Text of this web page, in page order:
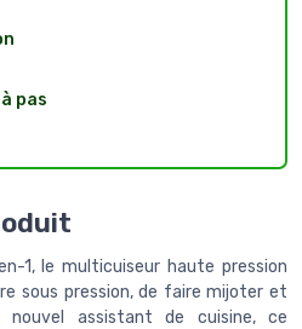
pas
1, le multicuiseur haute pression
sous pression, de faire mijoter et
nouvel assistant de cuisine, ce